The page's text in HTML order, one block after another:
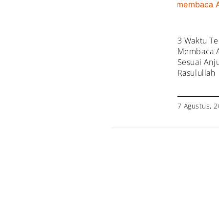
3 Waktu
Membaca
Sesuai
Rasulullah
7 Agustus,